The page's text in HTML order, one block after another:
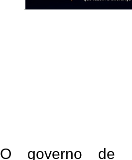
O governo de